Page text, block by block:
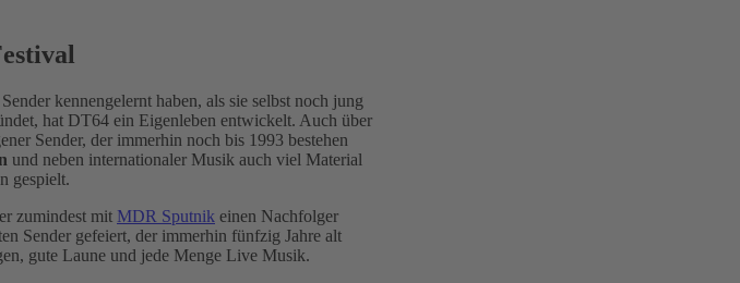
kennengelernt haben, als sie selbst noch jung
hat DT64 ein Eigenleben entwickelt. Auch über
Sender, der immerhin noch bis 1993 bestehen
und neben internationaler Musik auch viel Material
gespielt.
zumindest mit MDR Sputnik einen Nachfolger
Sender gefeiert, der immerhin fünfzig Jahre alt
gute Laune und jede Menge Live Musik.